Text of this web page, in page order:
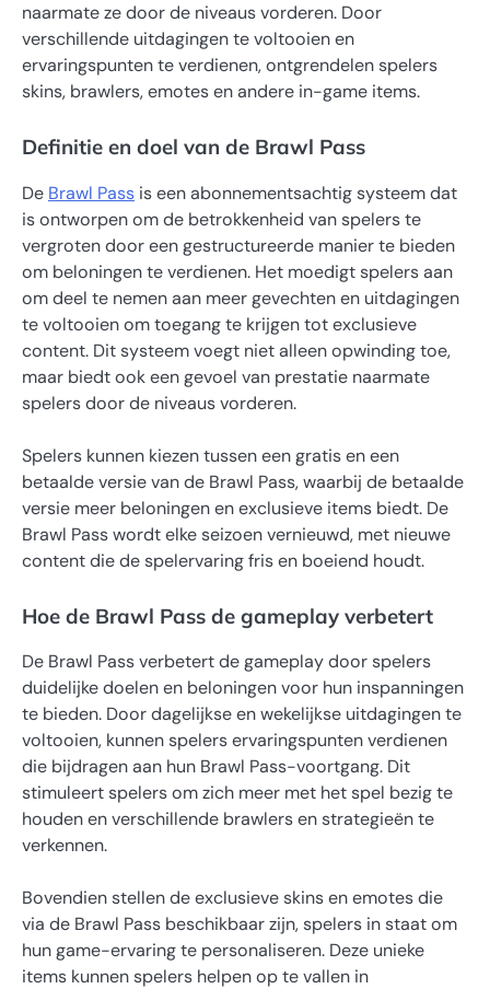
naarmate ze door de niveaus vorderen. Door
verschillende uitdagingen te voltooien en
ervaringspunten te verdienen, ontgrendelen spelers
skins, brawlers, emotes en andere in-game items.
Definitie en doel van de Brawl Pass
De Brawl Pass is een abonnementsachtig systeem dat
is ontworpen om de betrokkenheid van spelers te
vergroten door een gestructureerde manier te bieden
om beloningen te verdienen. Het moedigt spelers aan
om deel te nemen aan meer gevechten en uitdagingen
te voltooien om toegang te krijgen tot exclusieve
content. Dit systeem voegt niet alleen opwinding toe,
maar biedt ook een gevoel van prestatie naarmate
spelers door de niveaus vorderen.
Spelers kunnen kiezen tussen een gratis en een
betaalde versie van de Brawl Pass, waarbij de betaalde
versie meer beloningen en exclusieve items biedt. De
Brawl Pass wordt elke seizoen vernieuwd, met nieuwe
content die de spelervaring fris en boeiend houdt.
Hoe de Brawl Pass de gameplay verbetert
De Brawl Pass verbetert de gameplay door spelers
duidelijke doelen en beloningen voor hun inspanningen
te bieden. Door dagelijkse en wekelijkse uitdagingen te
voltooien, kunnen spelers ervaringspunten verdienen
die bijdragen aan hun Brawl Pass-voortgang. Dit
stimuleert spelers om zich meer met het spel bezig te
houden en verschillende brawlers en strategieën te
verkennen.
Bovendien stellen de exclusieve skins en emotes die
via de Brawl Pass beschikbaar zijn, spelers in staat om
hun game-ervaring te personaliseren. Deze unieke
items kunnen spelers helpen op te vallen in